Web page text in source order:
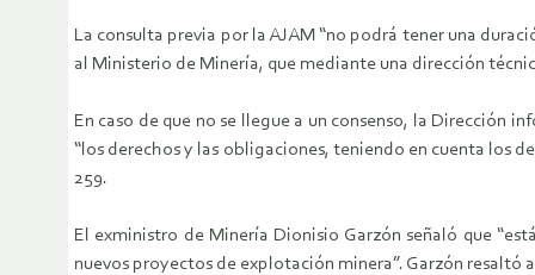
La consulta previa por la AJAM “no podrá tener una
al Ministerio de Minería, que mediante una dirección
En caso de que no se llegue a un consenso, la Dirección
“los derechos y las obligaciones, teniendo en cuenta los
259.
El exministro de Minería Dionisio Garzón señaló que
nuevos proyectos de explotación minera”. Garzón resaltó